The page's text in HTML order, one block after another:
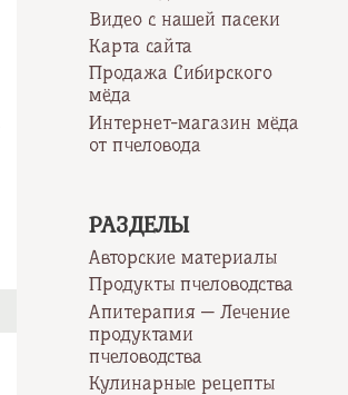
Видео с нашей пасеки
Карта сайта
Продажа Сибирского
мёда
Интернет-магазин мёда
от пчеловода
РАЗДЕЛЫ
Авторские материалы
Продукты пчеловодства
Апитерапия — Лечение
продуктами
пчеловодства
Кулинарные рецепты